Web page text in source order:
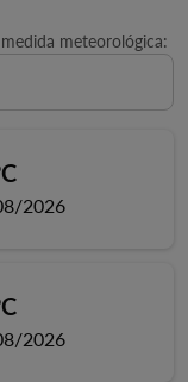
meteorológica:
2026
2026